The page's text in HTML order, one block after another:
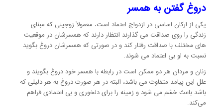
دروغ گفتن به همسر
یکی از ارکان اساسی در ازدواج اعتماد است، معمولاً زوجینی که مبنای
زندگی را روی صداقت می گذارند انتظار دارند که همسرشان در موقعیت
های مختلف با صداقت رفتار کند و در صورتی که همسرشان دروغ بگوید
نسبت به او بی اعتماد می شوند.
زنان و مردان هر دو ممکن است در رابطه با همسر خود دروغ بگویند و
علل این پیامد متفاوت می باشد، البته در هر صورت دروغ به هر دلیلی که
باشد باعث خشم می شود و زمینه را برای دلخوری و بی اعتمادی فراهم
می‌کند.